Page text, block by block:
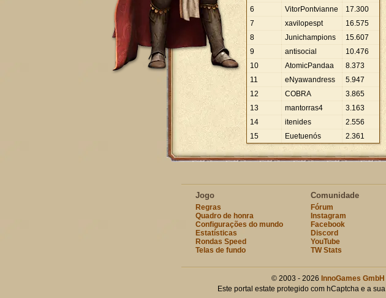
6
VitorPontvianne 17.300
7
xavilopespt 16.575
8
Junichampions 15.607
9
antisocial 10.476
10
AtomicPandaa 8.373
11
eNyawandress 5.947
12
COBRA 3.865
13
mantorras4 3.163
14
itenides 2.556
15
Euetuenós 2.361
Jogo
Regras
Quadro de honra
Configurações do mundo
Estatísticas
Rondas Speed
Telas de fundo
Comunidade
Fórum
Instagram
Facebook
Discord
YouTube
TW Stats
© 2003 - 2026 InnoGames GmbH
Este portal estate protegido com hCaptcha e a sua